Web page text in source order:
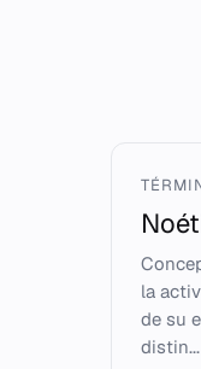
la
de su
distin...